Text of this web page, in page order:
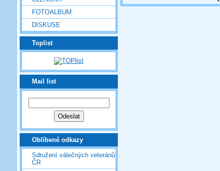
FOTOALBUM
DISKUSE
Toplist
Mail list
Oblíbené odkazy
Sdružení válečných veteránů
ČR